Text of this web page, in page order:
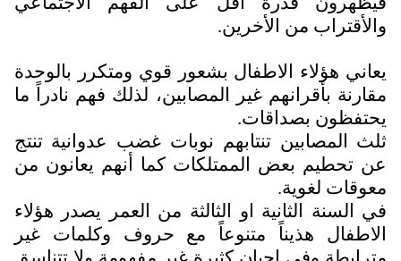
والأقتراب من الأخرين.
يعاني هؤلاء الاطفال بشعور قوي ومتكرر بالوحدة
مقارنة بأقرانهم غير المصابين، لذلك فهم نادراً ما
يحتفظون بصداقات.
ثلث المصابين تنتابهم نوبات غضب عدوانية تنتج
عن تحطيم بعض الممتلكات كما أنهم يعانون من
معوقات لغوية.
في السنة الثانية او الثالثة من العمر يصدر هؤلاء
الاطفال هذيناً متنوعاً مع حروف وكلمات غير